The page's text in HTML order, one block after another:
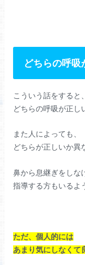
どちらの呼吸
こういう話をすると、
どちらの呼吸が正し
また人によっても、
どちらが正しいか異
鼻から息継ぎをしな
指導する方もいるよ
ただ、個人的には
あまり気にしなくて